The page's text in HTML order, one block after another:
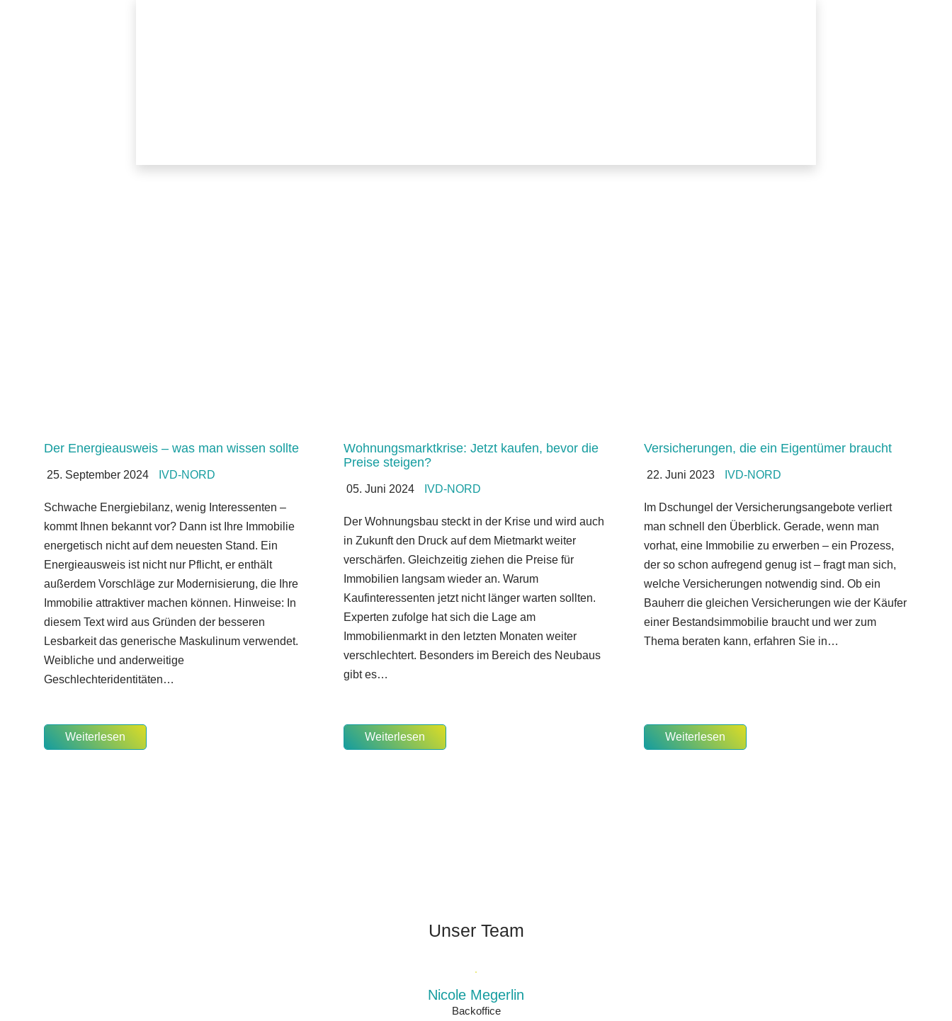
Der Energieausweis – was man wissen sollte
25. September 2024 IVD-NORD
Schwache Energiebilanz, wenig Interessenten –
kommt Ihnen bekannt vor? Dann ist Ihre Immobilie
energetisch nicht auf dem neuesten Stand. Ein
Energieausweis ist nicht nur Pflicht, er enthält
außerdem Vorschläge zur Modernisierung, die Ihre
Immobilie attraktiver machen können. Hinweise: In
diesem Text wird aus Gründen der besseren
Lesbarkeit das generische Maskulinum verwendet.
Weibliche und anderweitige
Geschlechteridentitäten…
Weiterlesen
Wohnungsmarktkrise: Jetzt kaufen, bevor die
Preise steigen?
05. Juni 2024 IVD-NORD
Der Wohnungsbau steckt in der Krise und wird auch
in Zukunft den Druck auf dem Mietmarkt weiter
verschärfen. Gleichzeitig ziehen die Preise für
Immobilien langsam wieder an. Warum
Kaufinteressenten jetzt nicht länger warten sollten.
Experten zufolge hat sich die Lage am
Immobilienmarkt in den letzten Monaten weiter
verschlechtert. Besonders im Bereich des Neubaus
gibt es…
Weiterlesen
Versicherungen, die ein Eigentümer braucht
22. Juni 2023 IVD-NORD
Im Dschungel der Versicherungsangebote verliert
man schnell den Überblick. Gerade, wenn man
vorhat, eine Immobilie zu erwerben – ein Prozess,
der so schon aufregend genug ist – fragt man sich,
welche Versicherungen notwendig sind. Ob ein
Bauherr die gleichen Versicherungen wie der Käufer
einer Bestandsimmobilie braucht und wer zum
Thema beraten kann, erfahren Sie in…
Weiterlesen
Unser Team
Nicole Megerlin
Backoffice